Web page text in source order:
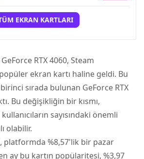
EKRAN KARTLARI
GeForce RTX 4060, Steam
ekran kartı haline geldi. Bu
sırada bulunan GeForce RTX
Bu değişikliğin bir kısmı,
sayısındaki önemli
olabilir.
platformda %8,57'lik bir pazar
ay bu kartın popülaritesi, %3,97